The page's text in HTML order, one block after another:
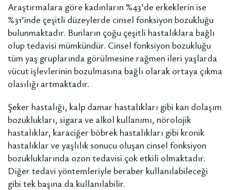
Araştırmalara göre kadınların %43’de erkeklerin ise
%31’inde çeşitli düzeylerde cinsel fonksiyon bozukluğu
bulunmaktadır. Bunların çoğu çeşitli hastalıklara bağlı
olup tedavisi mümkündür. Cinsel fonksiyon bozukluğu
tüm yaş gruplarında görülmesine rağmen ileri yaşlarda
vücut işlevlerinin bozulmasına bağlı olarak ortaya çıkma
olasılığı artmaktadır.
Şeker hastalığı, kalp damar hastalıkları gibi kan dolaşım
bozuklukları, sigara ve alkol kullanımı, nörolojik
hastalıklar, karaciğer böbrek hastalıkları gibi kronik
hastalıklar ve yaşlılık sonucu oluşan cinsel fonksiyon
bozukluklarında ozon tedavisi çok etkili olmaktadır.
Diğer tedavi yöntemleriyle beraber kullanılabileceği
gibi tek başına da kullanılabilir.